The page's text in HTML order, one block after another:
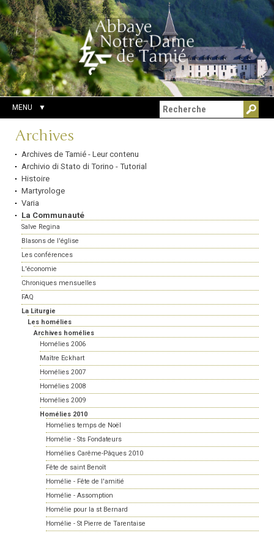
Aller
au
contenu.
|
Aller
à
la
navigation
Outils
personnels
Chercher par
Recherche
avancée…
MENU
Navigation
Archives
Archives de Tamié - Leur contenu
Archivio di Stato di Torino - Tutorial
Histoire
Martyrologe
Varia
La Communauté
Salve Regina
Blasons de l'église
Les conférences
L'économie
Chroniques mensuelles
FAQ
La Liturgie
Les homélies
Archives homélies
Homélies 2006
Maître Eckhart
Homélies 2007
Homélies 2008
Homélies 2009
Homélies 2010
Homélies temps de Noël
Homélie - Sts Fondateurs
Homélies Carême-Pâques 2010
Fête de saint Benoît
Homélie - Fête de l'amitié
Homélie - Assomption
Homélie pour la st Bernard
Homélie - St Pierre de Tarentaise